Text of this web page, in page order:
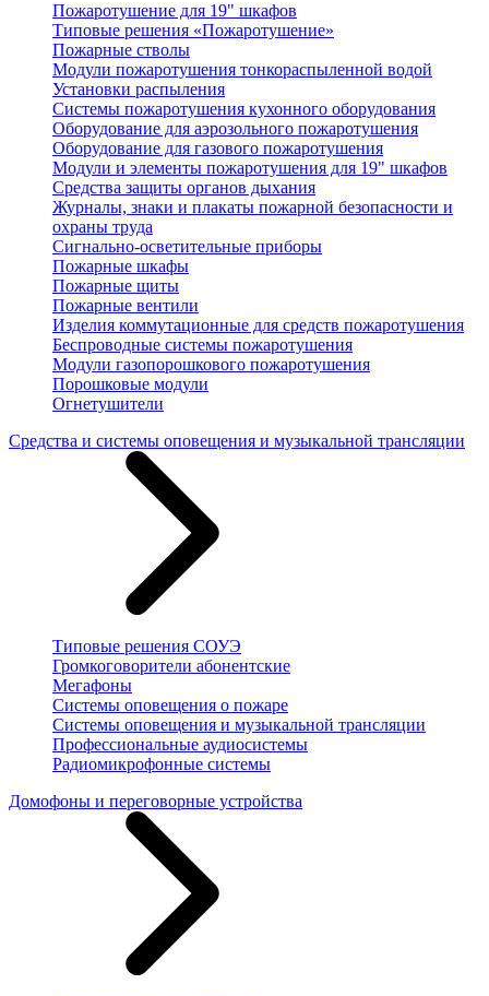
Пожаротушение для 19" шкафов
Типовые решения «Пожаротушение»
Пожарные стволы
Модули пожаротушения тонкораспыленной водой
Установки распыления
Системы пожаротушения кухонного оборудования
Оборудование для аэрозольного пожаротушения
Оборудование для газового пожаротушения
Модули и элементы пожаротушения для 19" шкафов
Средства защиты органов дыхания
Журналы, знаки и плакаты пожарной безопасности и
охраны труда
Сигнально-осветительные приборы
Пожарные шкафы
Пожарные щиты
Пожарные вентили
Изделия коммутационные для средств пожаротушения
Беспроводные системы пожаротушения
Модули газопорошкового пожаротушения
Порошковые модули
Огнетушители
Средства и системы оповещения и музыкальной трансляции
Типовые решения СОУЭ
Громкоговорители абонентские
Мегафоны
Системы оповещения о пожаре
Системы оповещения и музыкальной трансляции
Профессиональные аудиосистемы
Радиомикрофонные системы
Домофоны и переговорные устройства